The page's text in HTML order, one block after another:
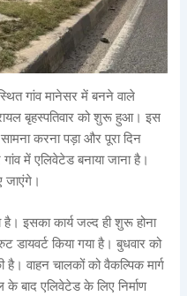
गांव मानेसर में बनने वाले
बृहस्पतिवार को शुरू हुआ। इस
करना पड़ा और पूरा दिन
में एलिवेटेड बनाया जाना है।
जाएंगे।
है। इसका कार्य जल्द ही शुरू होना
डायवर्ट किया गया है। बुधवार को
है। वाहन चालकों को वैकल्पिक मार्ग
के बाद एलिवेटेड के लिए निर्माण